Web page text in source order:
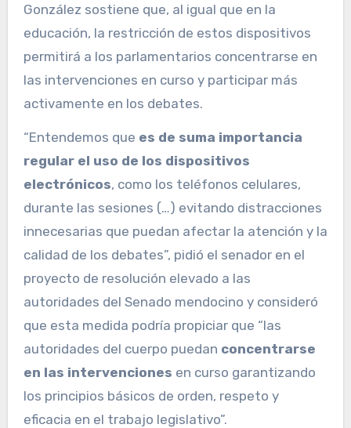
González sostiene que, al igual que en la
educación, la restricción de estos dispositivos
permitirá a los parlamentarios concentrarse en
las intervenciones en curso y participar más
activamente en los debates.
“Entendemos que es de suma importancia
regular el uso de los dispositivos
electrónicos, como los teléfonos celulares,
durante las sesiones (…) evitando distracciones
innecesarias que puedan afectar la atención y la
calidad de los debates”, pidió el senador en el
proyecto de resolución elevado a las
autoridades del Senado mendocino y consideró
que esta medida podría propiciar que “las
autoridades del cuerpo puedan concentrarse
en las intervenciones en curso garantizando
los principios básicos de orden, respeto y
eficacia en el trabajo legislativo”.